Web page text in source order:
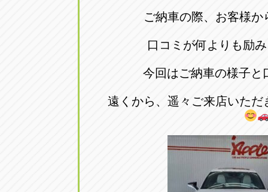
オートフ
トラック
059-331-
オートフレンド
三重
トラック市四日市店
三重県四日市市午起3丁目1番3
ご納車の際、お客様
口コミが何よりも励
今回はご納車の様子と
遠くから、遥々ご来店いた